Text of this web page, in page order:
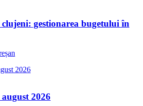
gestionarea bugetului în
2026